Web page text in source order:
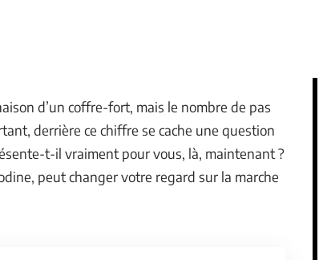
d’un coffre-fort, mais le nombre de pas
derrière ce chiffre se cache une question
t-il vraiment pour vous, là, maintenant ?
peut changer votre regard sur la marche